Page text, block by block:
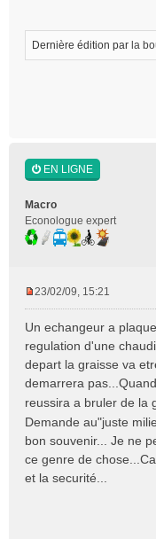
g
e
Dernière édition par la
EN LIGNE
Macro
Econologue expert
s
s
a
g
e
n
l
u
23/02/09, 15:21
Un echangeur a
regulation d'une
depart la graisse va
demarrera
reussira a bruler de la
Demande au"juste
bon souvenir... Je ne
ce genre de
et la securité...